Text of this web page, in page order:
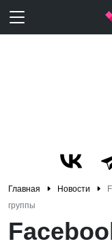
Главная Новости
группы